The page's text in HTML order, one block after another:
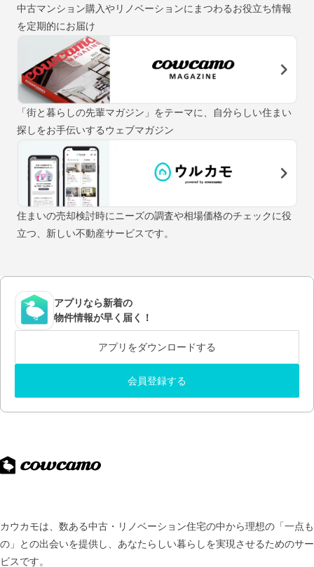
中古マンション購入やリノベーションにまつわるお役立ち情報
を定期的にお届け
「街と暮らしの先輩マガジン」をテーマに、自分らしい住まい
探しをお手伝いするウェブマガジン
住まいの売却検討時にニーズの調査や相場価格のチェックに役
立つ、新しい不動産サービスです。
アプリなら新着の
物件情報が早く届く！
アプリをダウンロードする
会員登録する
カウカモは、数ある中古・リノベーション住宅の中から理想の「一点も
の」との出会いを提供し、 あなたらしい暮らしを実現させるためのサー
ビスです。